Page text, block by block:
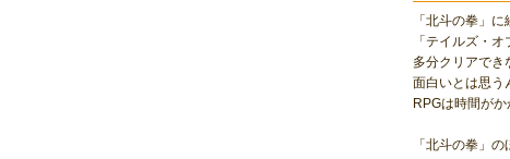
「北斗の拳」に
「テイルズ・
多分クリアでき
面白いとは思う
RPGは時間がか
「北斗の拳」の